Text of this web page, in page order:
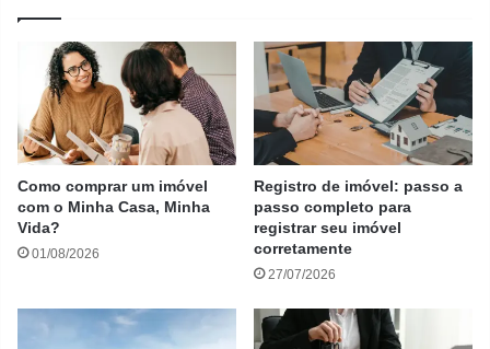
Como comprar um imóvel
com o Minha Casa, Minha
Vida?
01/08/2026
Registro de imóvel: passo a
passo completo para
registrar seu imóvel
corretamente
27/07/2026